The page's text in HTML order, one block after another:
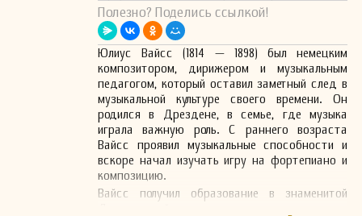
Полезно? Поделись ссылкой!
Юлиус Вайсс (1814 — 1898) был немецким
композитором, дирижером и музыкальным
педагогом, который оставил заметный след в
музыкальной культуре своего времени. Он
родился в Дрездене, в семье, где музыка
играла важную роль. С раннего возраста
Вайсс проявил музыкальные способности и
вскоре начал изучать игру на фортепиано и
композицию.
Вайсс получил образование в знаменитой